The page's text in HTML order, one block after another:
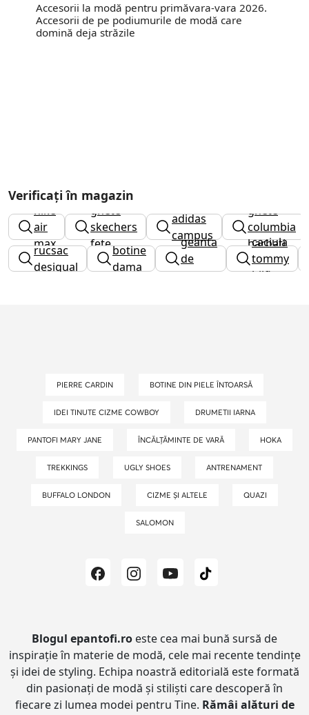
Accesorii la modă pentru primăvara-vara 2026.
Accesorii de pe podiumurile de modă care
domină deja străzile
Verificați în magazin
nike
air
max
ghete
skechers
fete
adidas
campus
ghete
columbia
barbati
rucsac
desigual
botine
dama
geanta
de
umar
caciula
tommy
hilfiger
PIERRE CARDIN BOTINE DIN PIELE ÎNTOARSĂ
IDEI TINUTE CIZME COWBOY DRUMETII IARNA
PANTOFI MARY JANE ÎNCĂLȚĂMINTE DE VARĂ HOKA
TREKKINGS UGLY SHOES ANTRENAMENT
BUFFALO LONDON CIZME ȘI ALTELE QUAZI
SALOMON
Blogul epantofi.ro este cea mai bună sursă de
inspirație în materie de modă, cele mai recente tendințe
și idei de styling. Echipa noastră editorială este formată
din pasionați de modă și stiliști care descoperă în
fiecare zi lumea modei pentru Tine. Rămâi alături de